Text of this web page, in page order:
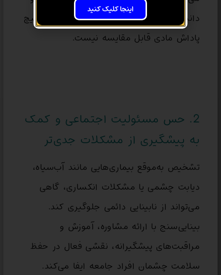
دانشجوی این رشته منتقل می‌شود که با هیچ
پاداش مادی قابل مقایسه نیست.
2. حس مسئولیت اجتماعی و کمک
به پیشگیری از مشکلات جدی‌تر
تشخیص به‌موقع بیماری‌هایی مانند آب‌سیاه،
دیابت چشمی یا مشکلات انکساری، گاهی
می‌تواند از نابینایی دائمی جلوگیری کند.
بینایی‌سنج با ارائه مشاوره، آموزش و
مراقبت‌های پیشگیرانه، نقشی فعال در حفظ
سلامت چشمان افراد جامعه ایفا می‌کند.
اینجا کلیک کنید